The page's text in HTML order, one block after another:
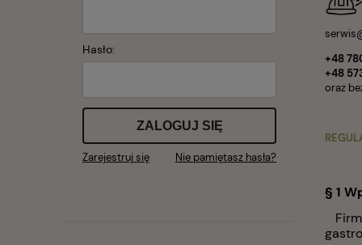
Hasło:
ZALOGUJ SIĘ
Nie pamiętasz hasła?
Zarejestruj się
+48
+48
oraz
§ 1